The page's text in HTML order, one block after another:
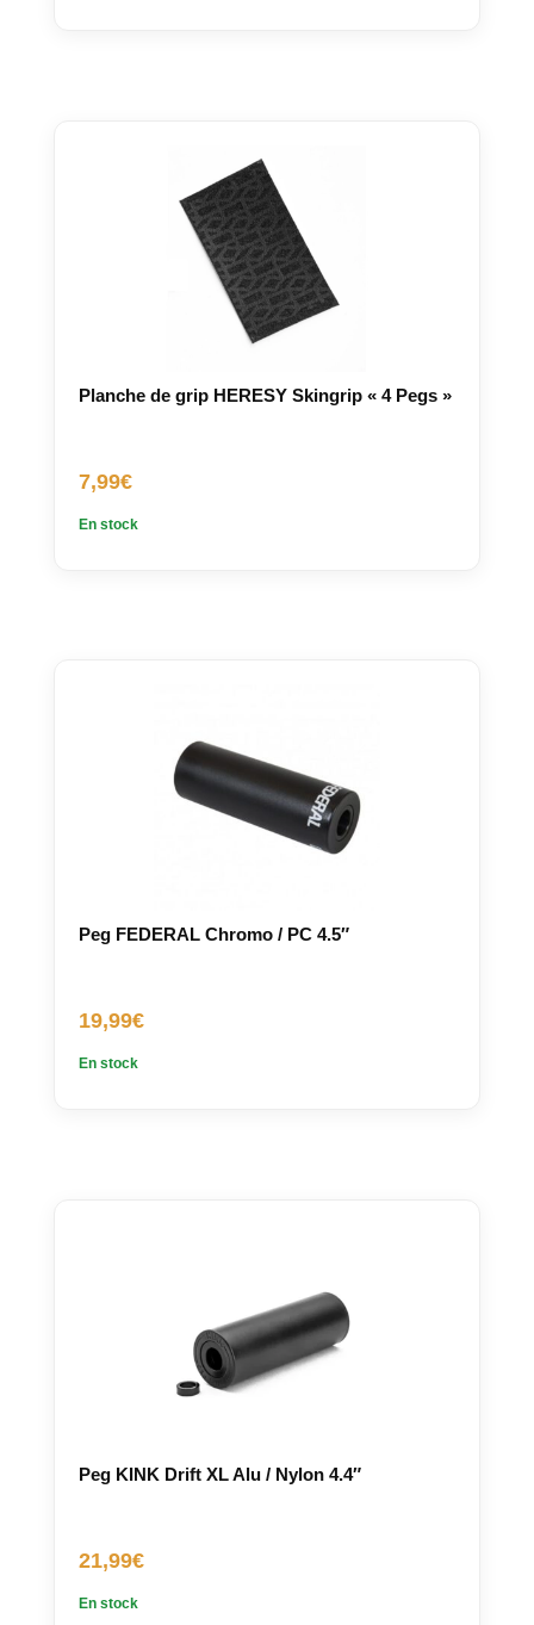
Planche de grip HERESY Skingrip « 4 Pegs »
7,99€
En stock
Peg FEDERAL Chromo / PC 4.5″
19,99€
En stock
Peg KINK Drift XL Alu / Nylon 4.4″
21,99€
En stock